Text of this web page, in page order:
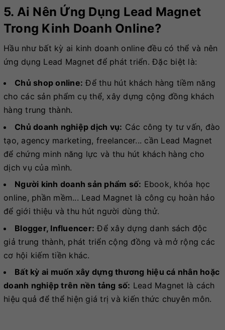
5. Ai Nên Ứng Dụng Lead Magnet
Trong Kinh Doanh Online?
Hầu như bất kỳ ai kinh doanh online đều có thể và nên
ứng dụng Lead Magnet để phát triển. Đặc biệt là:
Chủ shop online: Để thu hút khách hàng tiềm năng
cho các sản phẩm cụ thể, xây dựng cộng đồng khách
hàng trung thành.
Chủ doanh nghiệp dịch vụ: Các công ty tư vấn, đào
tạo, agency marketing, freelancer... cần Lead Magnet
để chứng minh năng lực và thu hút khách hàng cho
dịch vụ của mình.
Người kinh doanh sản phẩm số: Ebook, khóa học
online, phần mềm... Lead Magnet là công cụ hoàn hảo
để giới thiệu và thu hút người dùng thử.
Blogger, Influencer: Để xây dựng danh sách độc
giả trung thành, phát triển cộng đồng và mở rộng các
cơ hội kiếm tiền khác.
Bất kỳ ai muốn xây dựng thương hiệu cá nhân hoặc
doanh nghiệp trên nền tảng số: Lead Magnet là cách
hiệu quả để thể hiện giá trị và kiến thức chuyên môn.